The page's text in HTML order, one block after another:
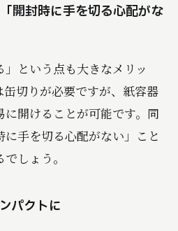
開封時に手を切る心配がな
という点も大きなメリッ
缶切りが必要ですが、紙容器
開けることが可能です。同
手を切る心配がない」こと
しょう。
パクトに